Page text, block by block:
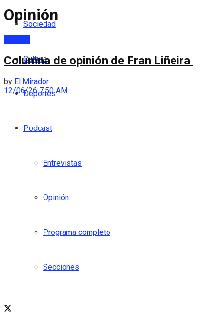
Sociedad
Cultura
Deportes
Podcast
Entrevistas
Opinión
Programa completo
Secciones
Opinión
Columna de opinión de Fran Liñeira
by El Mirador
12/06/26 7:50 AM